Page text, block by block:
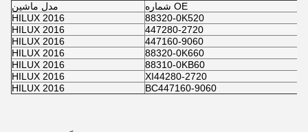
مدل ماشين
شماره OE
HILUX 2016
88320-0K520
HILUX 2016
447280-2720
HILUX 2016
447160-9060
HILUX 2016
88320-0K660
HILUX 2016
88310-0KB60
HILUX 2016
XI44280-2720
HILUX 2016
BC447160-9060